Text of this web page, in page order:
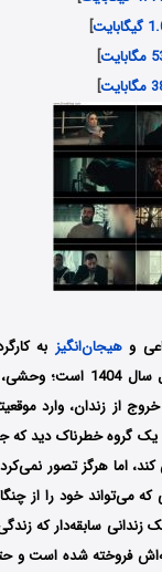
]
]
]
وهیجان‌انگیز به
سیدی و تهیه‌کنندگی محمدرضا صابری
از زندان، وارد
گروه خطرناک دید که
اما هرگز تصور نمی‌کرد
می‌تواند خود را از
زندانی سابقه‌دار که
فروخته شده است و